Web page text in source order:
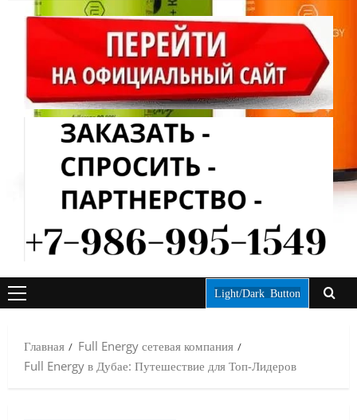
ОСНОВНОЕ
Light/Dark Button
Главная
Full Energy сетевая компания
Full Energy в Дубае: Путешествие для Топ-Лидеров